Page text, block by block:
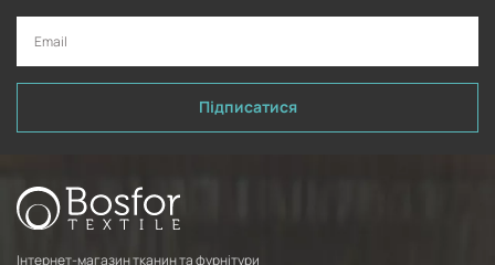
Підписатися
Інтернет-магазин тканин та фурнітури